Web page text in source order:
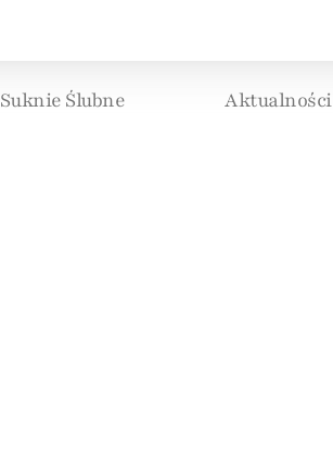
Suknie Ślubne Aktualności